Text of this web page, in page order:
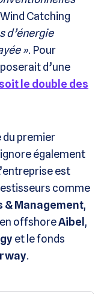
Catching
d’énergie
». Pour
d’une
soit le double des
du premier
également
est
comme
& Management,
offshoreAibel ,
et le fonds
.